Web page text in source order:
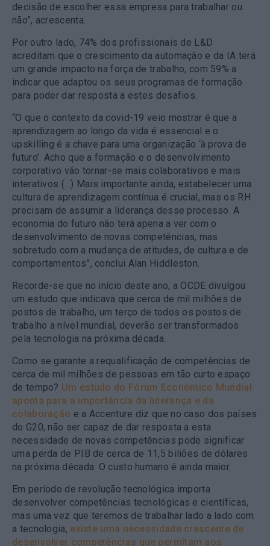
decisão de escolher essa empresa para trabalhar ou
não”, acrescenta.
Por outro lado, 74% dos profissionais de L&D
acreditam que o crescimento da automação e da IA terá
um grande impacto na força de trabalho, com 59% a
indicar que adaptou os seus programas de formação
para poder dar resposta a estes desafios.
“O que o contexto da covid-19 veio mostrar é que a
aprendizagem ao longo da vida é essencial e o
upskilling é a chave para uma organização ‘à prova de
futuro’. Acho que a formação e o desenvolvimento
corporativo vão tornar-se mais colaborativos e mais
interativos (…) Mais importante ainda, estabelecer uma
cultura de aprendizagem contínua é crucial, mas os RH
precisam de assumir a liderança desse processo. A
economia do futuro não terá apena a ver com o
desenvolvimento de novas competências, mas
sobretudo com a mudança de atitudes, de cultura e de
comportamentos”, conclui Alan Hiddleston.
Recorde-se que no início deste ano, a OCDE divulgou
um estudo que indicava que cerca de mil milhões de
postos de trabalho, um terço de todos os postos de
trabalho a nível mundial, deverão ser transformados
pela tecnologia na próxima década.
Como se garante a requalificação de competências de
cerca de mil milhões de pessoas em tão curto espaço
de tempo? Um estudo do Fórum Económico Mundial
aponta para a importância da liderança e da
colaboração e a Accenture diz que no caso dos países
do G20, não ser capaz de dar resposta a esta
necessidade de novas competências pode significar
uma perda de PIB de cerca de 11,5 biliões de dólares
na próxima década. O custo humano é ainda maior.
Em período de revolução tecnológica importa
desenvolver competências tecnológicas e científicas,
mas uma vez que teremos de trabalhar lado a lado com
a tecnologia, existe uma necessidade crescente de
desenvolver competências que permitam aos